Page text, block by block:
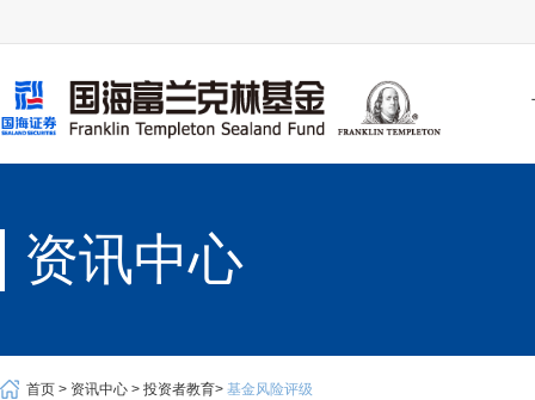
资讯中心
首页 > 资讯中心 > 投资者教育> 基金风险评级